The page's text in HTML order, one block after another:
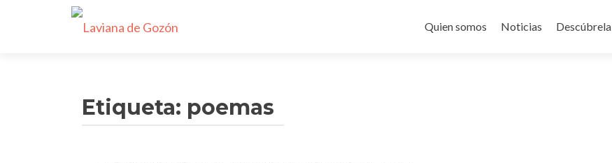
al
Quien somos Noticias Descúbrela
Etiqueta: poemas